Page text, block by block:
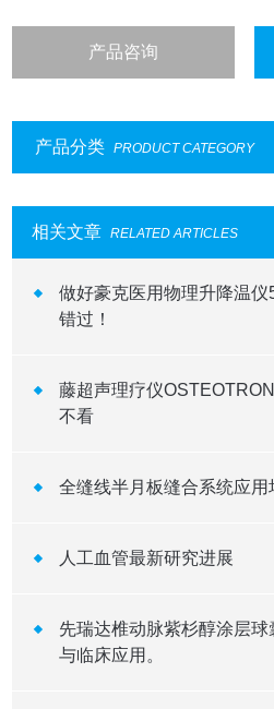
产品咨询
产品分类 PRODUCT CATEGORY
相关文章 RELATED ARTICLES
做好豪克医用物理升降温仪
错过！
藤超声理疗仪
不看
全缝线半月板缝合系统应用
人工血管最新研究进展
先瑞达椎动脉紫杉醇涂层
与临床应用。